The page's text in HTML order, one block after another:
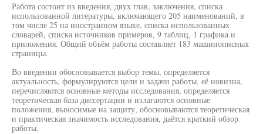
Работа состоит из введения, двух глав, заключения, списка
использованной литературы, включающего 205 наименований, в
том числе 25 на иностранном языке, списка использованных
словарей, списка источников примеров, 9 таблиц, 1 графика и
приложения. Общий объём работы составляет 183 машинописных
страницы.
Во введении обосновывается выбор темы, определяется
актуальность, формулируются цели и задачи работы, её новизна,
перечисляются основные методы исследования, определяется
теоретическая база диссертации и излагаются основные
положения, выносимые на защиту, обосновываются теоретическая
и практическая значимость исследования, даётся краткий обзор
работы.